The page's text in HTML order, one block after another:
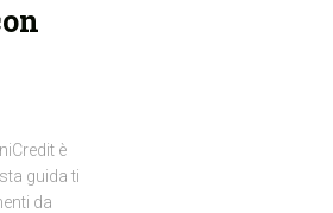
è
guida ti
da